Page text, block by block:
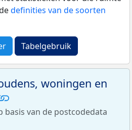
definities van de soorten
Tabelgebruik
woningen en
basis van de postcodedata